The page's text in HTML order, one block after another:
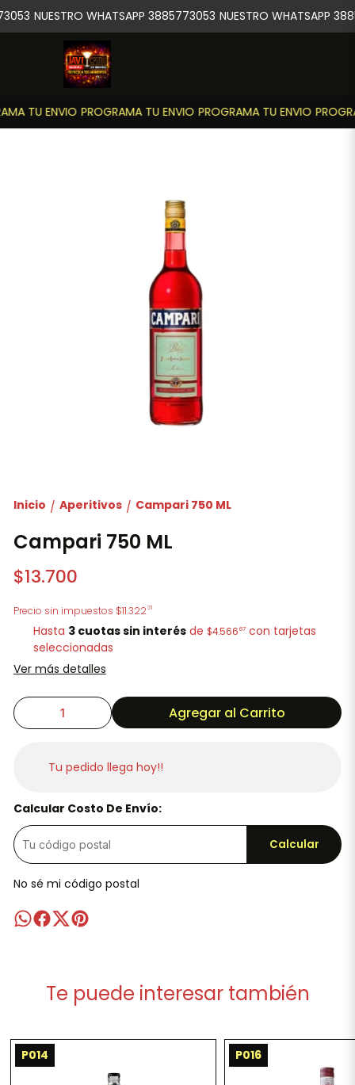
TU ENVIO PROGRAMA TU ENVIO PROGRAMA TU ENVIO
NUESTRO WHATSAPP 3885773053 NUESTRO WHATSAPP
Inicio / Aperitivos / Campari 750 ML
Campari 750 ML
$13.700
Precio sin impuestos $11.32231
Hasta 3 cuotas sin interés de $4.56667 con tarjetas
seleccionadas
Ver más detalles
Agregar al Carrito
Tu pedido llega hoy!!
Calcular Costo De Envío:
Calcular
No sé mi código postal
Te puede interesar también
P014 P016